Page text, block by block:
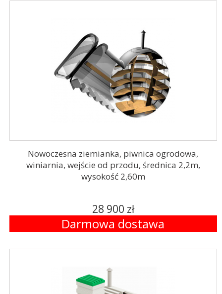
Nowoczesna ziemianka, piwnica ogrodowa,
winiarnia, wejście od przodu, średnica 2,2m,
wysokość 2,60m
28 900 zł
Darmowa dostawa